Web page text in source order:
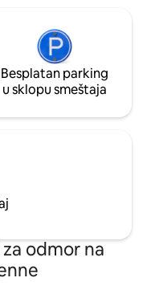
Besplatan parking
u sklopu smeštaja
odmor na